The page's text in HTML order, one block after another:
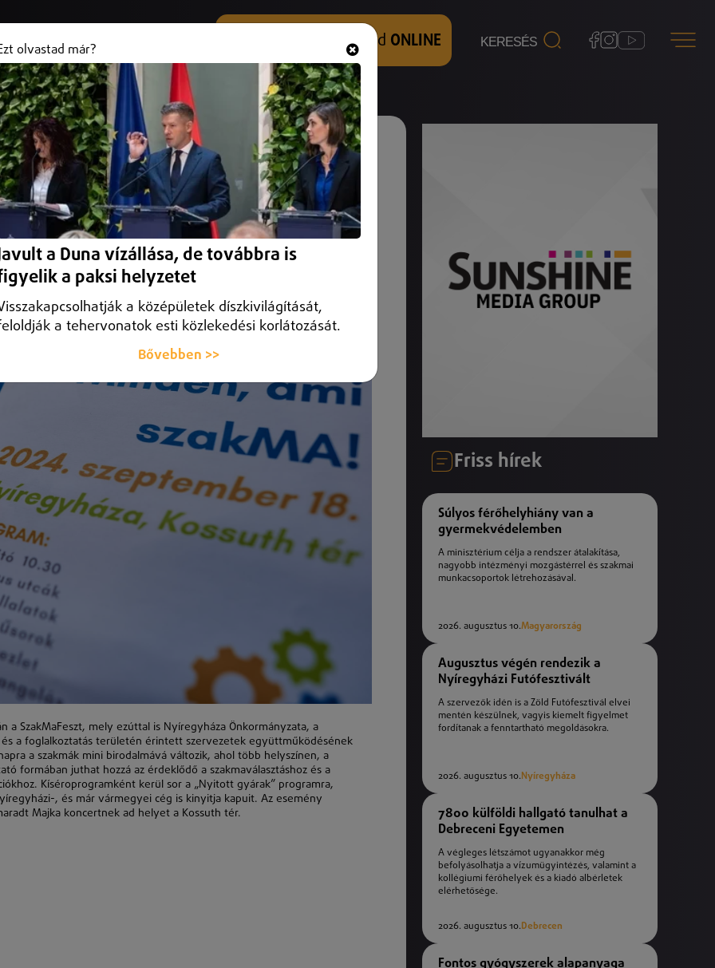
+36 (20) 316 3000 Hallgasd és nézd ONLINE
a főszerep Nyíregyháza
belvárosában
SzakMaFeszt, mely ezúttal is Nyíregyháza Önkormányzata, a
és a foglalkoztatás területén érintett szervezetek együttműködésének
a szakmák mini birodalmává változik, ahol több helyszínen, a
formában juthat hozzá az érdeklődő a szakmaválasztáshoz és a
Kíséroprogramként kerül sor a „Nyitott gyárak” programra,
, és már vármegyei cég is kinyitja kapuit. Az esemény
Majka koncertnek ad helyet a Kossuth tér.
Friss hírek
Súlyos férőhelyhiány van a
gyermekvédelemben
A minisztérium célja a rendszer átalakítása,
nagyobb intézményi mozgástérrel és szakmai
munkacsoportok létrehozásával.
2026. augusztus 10.Magyarország
Augusztus végén rendezik a
Nyíregyházi Futófesztivált
A szervezők idén is a Zöld Futófesztivál elvei
mentén készülnek, vagyis kiemelt figyelmet
fordítanak a fenntartható megoldásokra.
2026. augusztus 10. Nyíregyháza
7800 külföldi hallgató tanulhat a
Debreceni Egyetemen
A végleges létszámot ugyanakkor még
befolyásolhatja a vízumügyintézés, valamint a
kollégiumi férőhelyek és a kiadó albérletek
elérhetősége.
2026. augusztus 10.Debrecen
Fontos gyógyszerek alapanyaga
olvastad már?
a Duna vízállása, de továbbra is
a paksi helyzetet
a középületek díszkivilágítását,
a tehervonatok esti közlekedési korlátozását.
Bővebben >>